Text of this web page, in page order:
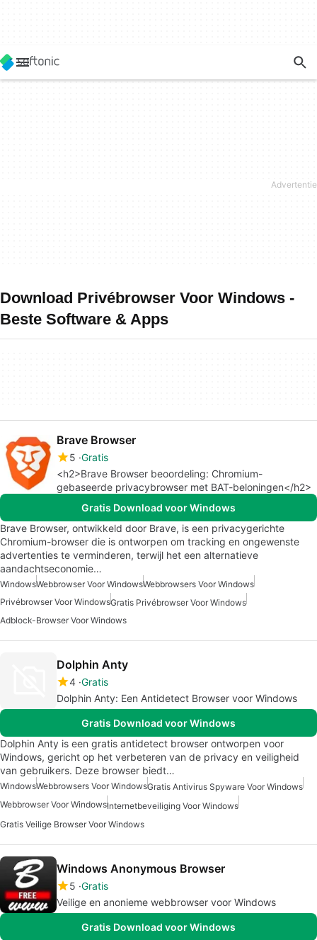
Download Privébrowser Voor Windows -
Beste Software & Apps
Brave Browser
5 Gratis
<h2>Brave Browser beoordeling: Chromium-
gebaseerde privacybrowser met BAT-beloningen</h2>
Gratis Download voor Windows
Brave Browser, ontwikkeld door Brave, is een privacygerichte
Chromium-browser die is ontworpen om tracking en ongewenste
advertenties te verminderen, terwijl het een alternatieve
aandachtseconomie…
WindowsWebbrowser Voor WindowsWebbrowsers Voor Windows
Privébrowser Voor WindowsGratis Privébrowser Voor Windows
Adblock-Browser Voor Windows
Dolphin Anty
4 Gratis
Dolphin Anty: Een Antidetect Browser voor Windows
Gratis Download voor Windows
Dolphin Anty is een gratis antidetect browser ontworpen voor
Windows, gericht op het verbeteren van de privacy en veiligheid
van gebruikers. Deze browser biedt…
WindowsWebbrowsers Voor WindowsGratis Antivirus Spyware Voor Windows
Webbrowser Voor WindowsInternetbeveiliging Voor Windows
Gratis Veilige Browser Voor Windows
Windows Anonymous Browser
5 Gratis
Veilige en anonieme webbrowser voor Windows
Gratis Download voor Windows